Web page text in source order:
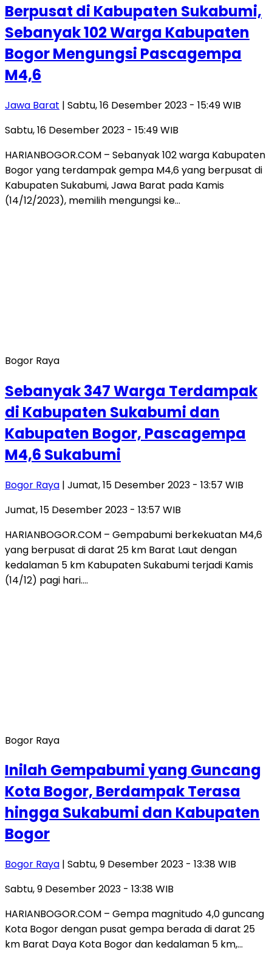
Berpusat di Kabupaten Sukabumi,
Sebanyak 102 Warga Kabupaten
Bogor Mengungsi Pascagempa
M4,6
Jawa Barat | Sabtu, 16 Desember 2023 - 15:49 WIB
Sabtu, 16 Desember 2023 - 15:49 WIB
HARIANBOGOR.COM – Sebanyak 102 warga Kabupaten
Bogor yang terdampak gempa M4,6 yang berpusat di
Kabupaten Sukabumi, Jawa Barat pada Kamis
(14/12/2023), memilih mengungsi ke…
Bogor Raya
Sebanyak 347 Warga Terdampak
di Kabupaten Sukabumi dan
Kabupaten Bogor, Pascagempa
M4,6 Sukabumi
Bogor Raya | Jumat, 15 Desember 2023 - 13:57 WIB
Jumat, 15 Desember 2023 - 13:57 WIB
HARIANBOGOR.COM – Gempabumi berkekuatan M4,6
yang berpusat di darat 25 km Barat Laut dengan
kedalaman 5 km Kabupaten Sukabumi terjadi Kamis
(14/12) pagi hari….
Bogor Raya
Inilah Gempabumi yang Guncang
Kota Bogor, Berdampak Terasa
hingga Sukabumi dan Kabupaten
Bogor
Bogor Raya | Sabtu, 9 Desember 2023 - 13:38 WIB
Sabtu, 9 Desember 2023 - 13:38 WIB
HARIANBOGOR.COM – Gempa magnitudo 4,0 guncang
Kota Bogor dengan pusat gempa berada di darat 25
km Barat Daya Kota Bogor dan kedalaman 5 km,…